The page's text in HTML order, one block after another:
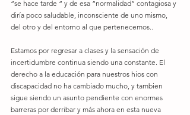
“se hace tarde “ y de esa “normalidad” contagiosa y
diría poco saludable, inconsciente de uno mismo,
del otro y del entorno al que pertenecemos..
Estamos por regresar a clases y la sensación de
incertidumbre continua siendo una constante. El
derecho a la educación para nuestros hios con
discapacidad no ha cambiado mucho, y tambien
sigue siendo un asunto pendiente con enormes
barreras por derribar y más ahora en esta nueva